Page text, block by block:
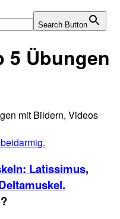
Search Button
5 Übungen
mit Bildern, Videos